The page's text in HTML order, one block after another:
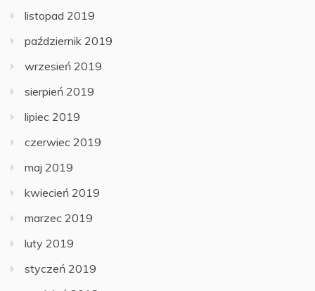
listopad 2019
październik 2019
wrzesień 2019
sierpień 2019
lipiec 2019
czerwiec 2019
maj 2019
kwiecień 2019
marzec 2019
luty 2019
styczeń 2019